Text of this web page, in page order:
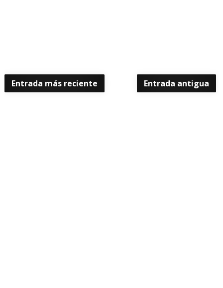
Entrada más reciente Entrada antigua